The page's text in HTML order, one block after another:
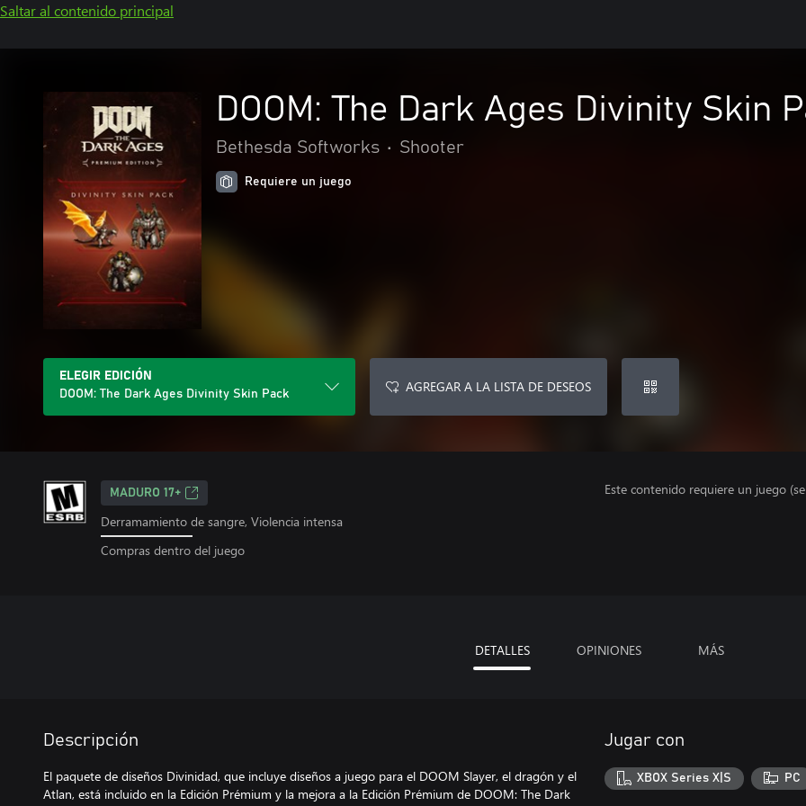
Saltar al contenido principal
DOOM: The Dark Ages Divinity Skin
Bethesda Softworks • Shooter
Requiere un juego
ELEGIR EDICIÓN
DOOM: The Dark Ages Divinity Skin Pack
AGREGAR A LA LISTA DE DESEOS
MADURO 17+
Derramamiento de sangre, Violencia intensa
Compras dentro del juego
Este contenido requiere un juego
DETALLES OPINIONES MÁS
Descripción
El paquete de diseños Divinidad, que incluye diseños a juego para el DOOM Slayer, el dragón y el
Atlan, está incluido en la Edición Prémium y la mejora a la Edición Prémium de DOOM: The Dark
Jugar con
XBOX Series X|S PC